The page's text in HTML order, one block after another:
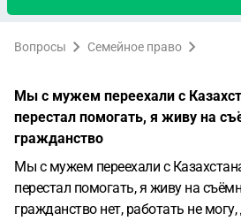
Вопросы Семейное право
Мы с мужем переехали с
перестал помогать, я живу на
гражданство
Мы с мужем переехали с
перестал помогать, я живу на
гражданство нет, работать не